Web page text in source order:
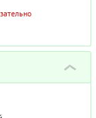
›